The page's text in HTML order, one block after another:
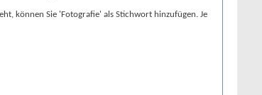
können Sie 'Fotografie' als Stichwort hinzufügen. Je